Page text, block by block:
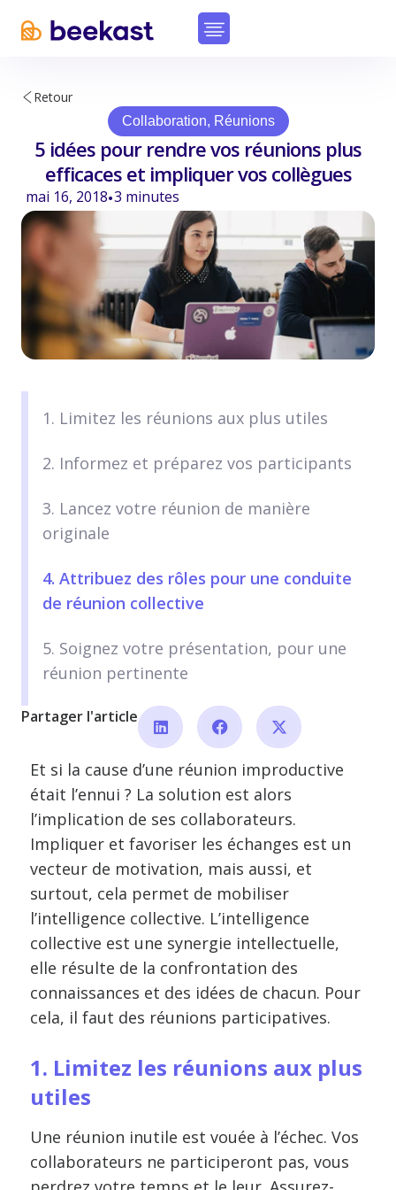
Retour
Collaboration, Réunions
5 idées pour rendre vos réunions plus
efficaces et impliquer vos collègues
mai 16, 2018•3 minutes
1. Limitez les réunions aux plus utiles
2. Informez et préparez vos participants
3. Lancez votre réunion de manière
originale
4. Attribuez des rôles pour une conduite
de réunion collective
5. Soignez votre présentation, pour une
réunion pertinente
Partager l'article
Et si la cause d’une réunion improductive
était l’ennui ? La solution est alors
l’implication de ses collaborateurs.
Impliquer et favoriser les échanges est un
vecteur de motivation, mais aussi, et
surtout, cela permet de mobiliser
l’intelligence collective. L’intelligence
collective est une synergie intellectuelle,
elle résulte de la confrontation des
connaissances et des idées de chacun. Pour
cela, il faut des réunions participatives.
1. Limitez les réunions aux plus
utiles
Une réunion inutile est vouée à l’échec. Vos
collaborateurs ne participeront pas, vous